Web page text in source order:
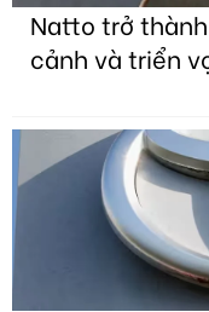
Natto trở
cảnh và triển